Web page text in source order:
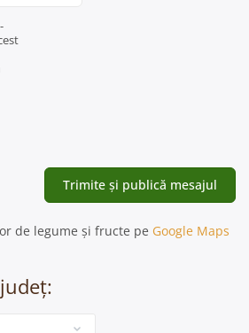
de legume și fructe pe Google Maps